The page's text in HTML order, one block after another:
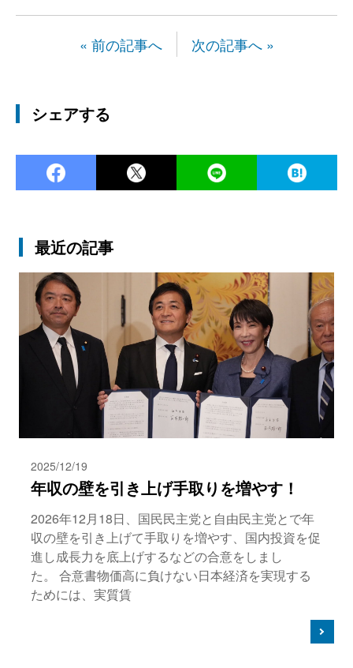
« 前の記事へ 次の記事へ »
シェアする
Facebook Twitter
最近の記事
2025/12/19
年収の壁を引き上げ手取りを増やす！
2026年12月18日、国民民主党と自由民主党とで年
収の壁を引き上げて手取りを増やす、国内投資を促
進し成長力を底上げするなどの合意をしまし
た。 合意書物価高に負けない日本経済を実現する
ためには、実質賃